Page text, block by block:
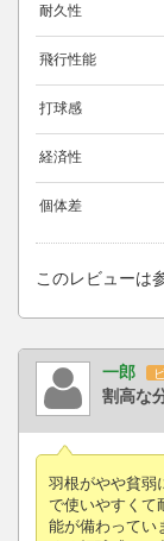
耐久性
飛行性能
打球感
経済性
個体差
このレビューは
一郎
割高な
羽根がやや貧弱
で使いやすくて
能が備わってい